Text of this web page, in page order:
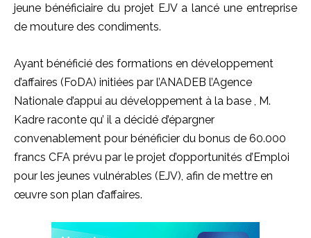
jeune bénéficiaire du projet EJVa lancé une entreprise
de mouture des condiments.
Ayant bénéficié des formations en développement
d’affaires (FoDA) initiées par l’ANADEB l’Agence
Nationale d’appui au développement à la base , M.
Kadre raconte qu’ il a décidé d’épargner
convenablement pour bénéficier du bonus de 60.000
francs CFA prévu par le projet d’opportunités d’Emploi
pour les jeunes vulnérables (EJV), afin de mettre en
œuvre son plan d’affaires.